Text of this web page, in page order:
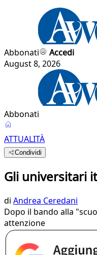
Abbonati
Accedi
August 8, 2026
Abbonati
ATTUALITÀ
Condividi
Gli universitari
di Andrea Ceredani
Dopo il bando alla
attenzione